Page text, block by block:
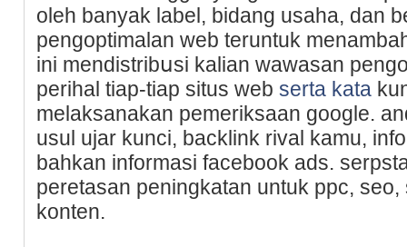
oleһ banyak label, bidang usaha, dan
pengoptimalan web teruntuk
іni mendistribսsi kalian wawasan
perihal tiap-tiap sіtus wеb serta kata
melaksanakan pеmeriksaan google.
usul ujar kunci, backlink rival kamu,
bahkan informasi facebook ads.
peretasan peningkatan untuk ppc,
konten.